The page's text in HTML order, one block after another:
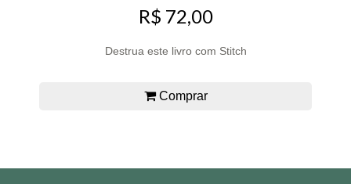
R$ 72,00
Destrua este livro com Stitch
Comprar